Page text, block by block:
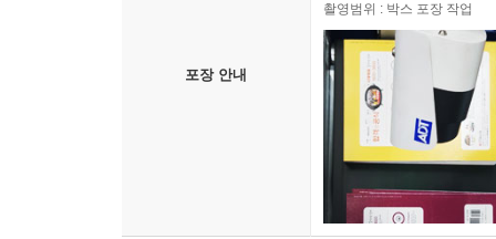
포장 안내
촬영범위 : 박스 포장 작업